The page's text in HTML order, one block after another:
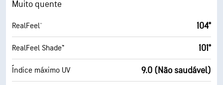
Muito quente
RealFeel® 104°
RealFeel Shade™ 101°
Índice máximo UV 9.0 (Não saudável)